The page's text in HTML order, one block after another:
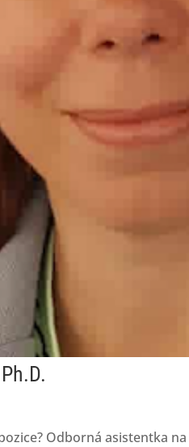
Odborná asistentka